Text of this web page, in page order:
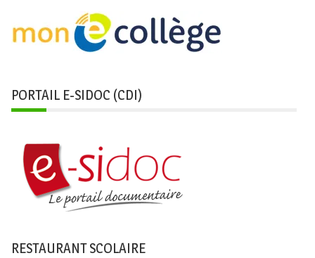
PORTAIL E-SIDOC (CDI)
RESTAURANT SCOLAIRE